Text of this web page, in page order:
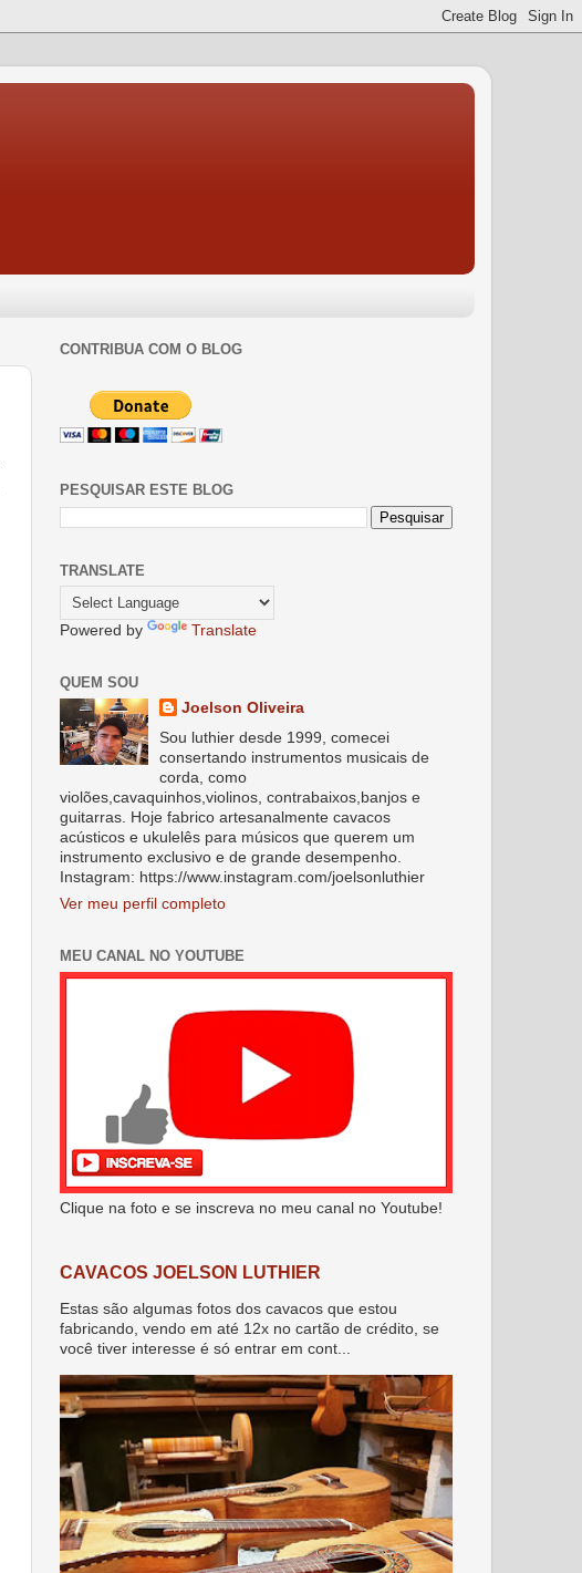
CONTRIBUA COM O BLOG
PESQUISAR ESTE BLOG
TRANSLATE
Powered by Translate
QUEM SOU
Joelson Oliveira
Sou luthier desde 1999, comecei
consertando instrumentos musicais de
corda, como
violões,cavaquinhos,violinos, contrabaixos,banjos e
guitarras. Hoje fabrico artesanalmente cavacos
acústicos e ukulelês para músicos que querem um
instrumento exclusivo e de grande desempenho.
Instagram: https://www.instagram.com/joelsonluthier
Ver meu perfil completo
MEU CANAL NO YOUTUBE
Clique na foto e se inscreva no meu canal no Youtube!
CAVACOS JOELSON LUTHIER
Estas são algumas fotos dos cavacos que estou
fabricando, vendo em até 12x no cartão de crédito, se
você tiver interesse é só entrar em cont...